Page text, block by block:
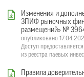
Изменения и
ЗПИФ рыночных
размещений» №
опубликовано
Доступ
из реестра паевых
Правила